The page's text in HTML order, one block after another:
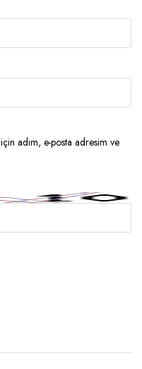
adım, e-posta adresim ve